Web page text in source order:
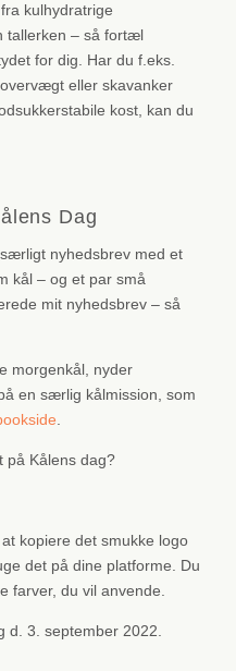
kulhydratrige
tallerken – så fortæl
for dig. Har du f.eks.
eller skavanker
kost, kan du
Dag
nyhedsbrev med et
kål – og et par små
mit nyhedsbrev – så
morgenkål, nyder
en særlig kålmission, som
på Kålens dag?
kopiere det smukke logo
det på dine platforme. Du
farver, du vil anvende.
d. 3. september 2022.